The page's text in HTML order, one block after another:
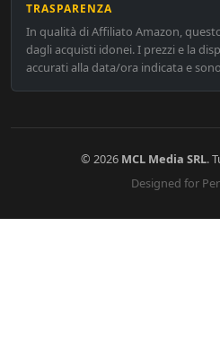
TRASPARENZA
In qualità di Affiliato Amazon,
dagli acquisti idonei. I prezzi e la
accurati alla data/ora indicata e
© 2026 MCL Media SRL.
Designed for